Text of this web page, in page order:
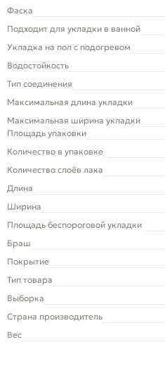
Фаска
Подходит для укладки в ванной
Укладка на пол c подогревом
Водостойкость
Тип соединения
Максимальная длина укладки
Максимальная ширина укладки
Площадь упаковки
Количество в упаковке
Количество слоёв лака
Длина
Ширина
Площадь беспороговой укладки
Браш
Покрытие
Тип товара
Выборка
Страна производитель
Вес